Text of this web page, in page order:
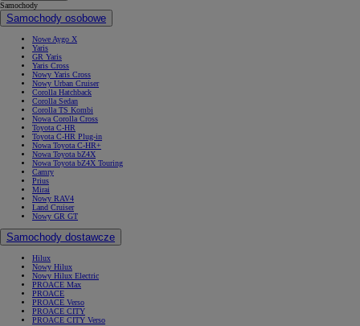
Samochody
Samochody osobowe
Nowe Aygo X
Yaris
GR Yaris
Yaris Cross
Nowy Yaris Cross
Nowy Urban Cruiser
Corolla Hatchback
Corolla Sedan
Corolla TS Kombi
Nowa Corolla Cross
Toyota C-HR
Toyota C-HR Plug-in
Nowa Toyota C-HR+
Nowa Toyota bZ4X
Nowa Toyota bZ4X Touring
Camry
Prius
Mirai
Nowy RAV4
Land Cruiser
Nowy GR GT
Samochody dostawcze
Hilux
Nowy Hilux
Nowy Hilux Electric
PROACE Max
PROACE
PROACE Verso
PROACE CITY
PROACE CITY Verso